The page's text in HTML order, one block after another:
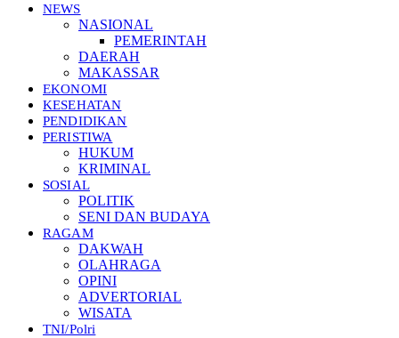
NEWS
NASIONAL
PEMERINTAH
DAERAH
MAKASSAR
EKONOMI
KESEHATAN
PENDIDIKAN
PERISTIWA
HUKUM
KRIMINAL
SOSIAL
POLITIK
SENI DAN BUDAYA
RAGAM
DAKWAH
OLAHRAGA
OPINI
ADVERTORIAL
WISATA
TNI/Polri